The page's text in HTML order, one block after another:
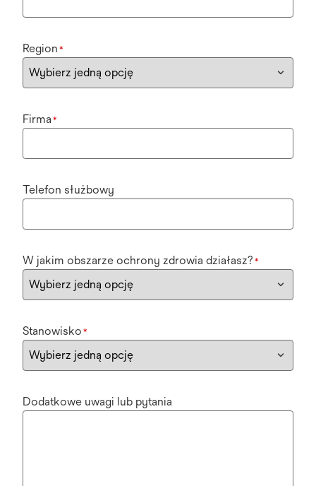
Region *
Firma *
Telefon służbowy
W jakim obszarze ochrony zdrowia działasz? *
Stanowisko *
Dodatkowe uwagi lub pytania